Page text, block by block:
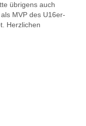
übrigens auch
MVP des U16er-
Herzlichen